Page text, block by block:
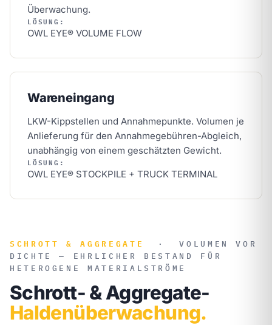
Überwachung.
LÖSUNG:
OWL EYE® VOLUME FLOW
Wareneingang
LKW-Kippstellen und Annahmepunkte. Volumen je
Anlieferung für den Annahmegebühren-Abgleich,
unabhängig von einem geschätzten Gewicht.
LÖSUNG:
OWL EYE® STOCKPILE + TRUCK TERMINAL
SCHROTT & AGGREGATE ·VOLUMEN VOR
DICHTE — EHRLICHER BESTAND FÜR
HETEROGENE MATERIALSTRÖME
Schrott- & Aggregate-
Haldenüberwachung.